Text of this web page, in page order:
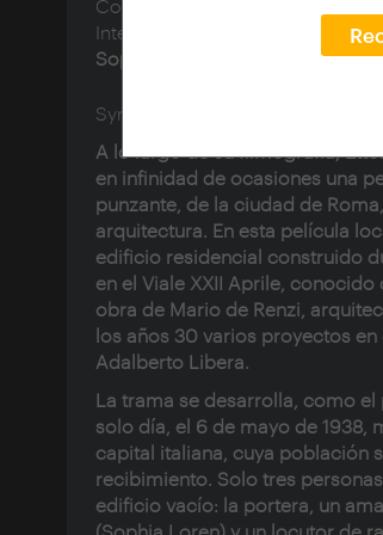
Composer:
Interpreter:
Mastroianni,
Sophia (1934-)
Synopsis:
A lo largo de su filmografía,
en infinidad de ocasiones una
punzante, de la ciudad de
arquitectura. En esta película
edificio residencial construido
en el Viale XXII Aprile,
obra de Mario de Renzi,
los años 30 varios proyectos
Adalberto Libera.
La trama se desarrolla, como
solo día, el 6 de mayo de 1938,
capital italiana, cuya población
recibimiento. Solo tres
edificio vacío: la portera, un
(Sophia Loren) y un locutor de